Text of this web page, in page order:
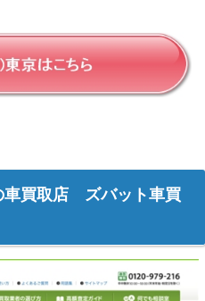
買取店 ズバット車買